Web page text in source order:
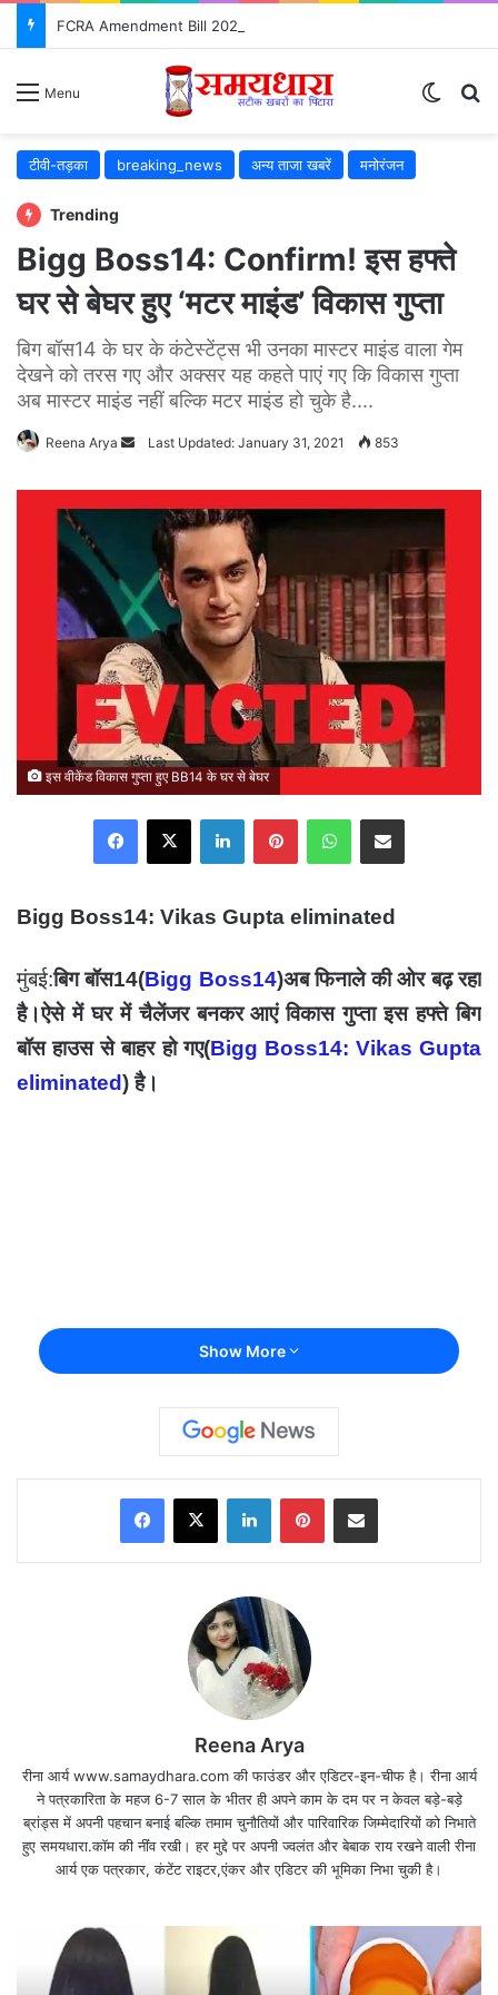
Menu
टीवी-तड़का breaking_news अन्य ताजा खबरें मनोरंजन
Trending
Bigg Boss14: Confirm! इस हफ्ते
घर से बेघर हुए ‘मटर माइंड’ विकास गुप्ता
बिग बॉस14 के घर के कंटेस्टेंट्स भी उनका मास्टर माइंड वाला गेम
देखने को तरस गए और अक्सर यह कहते पाएं गए कि विकास गुप्ता
अब मास्टर माइंड नहीं बल्कि मटर माइंड हो चुके है....
Reena Arya
Send
Last Updated: January 31, 2021 853
इस वीकेंड विकास गुप्ता हुए BB14 के घर से बेघर
Bigg Boss14: Vikas Gupta eliminated
मुंबई:बिग बॉस14(Bigg Boss14)अब फिनाले की ओर बढ़ रहा
है।ऐसे में घर में चैलेंजर बनकर आएं विकास गुप्ता इस हफ्ते बिग
बॉस हाउस से बाहर हो गए(Bigg Boss14: Vikas Gupta
eliminated) है।
जी हां, प्राप्त मीडिया रिपोर्ट्स से इस बात की पुष्टि हो गई है कि
बिग बॉस14 में ‘मटर माइंड’ के तंज से फेमस हुए ‘विकास गुप्ता
Boss14: Vikas Gupta eliminated)है।
Show More
Reena Arya
रीना आर्य www.samaydhara.com की फाउंडर और एडिटर-इन-चीफ है। रीना आर्य
ने पत्रकारिता के महज 6-7 साल के भीतर ही अपने काम के दम पर न केवल बड़े-बड़े
ब्रांड्स में अपनी पहचान बनाई बल्कि तमाम चुनौतियों और पारिवारिक जिम्मेदारियों को निभाते
हुए समयधारा.कॉम की नींंव रखी। हर मुद्दे पर अपनी ज्वलंत और बेबाक राय रखने वाली रीना
आर्य एक पत्रकार, कंटेंट राइटर,एंकर और एडिटर की भूमिका निभा चुकी है।